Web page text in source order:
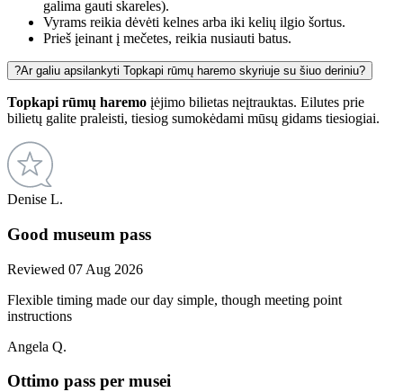
galima gauti skareles).
Vyrams reikia dėvėti kelnes arba iki kelių ilgio šortus.
Prieš įeinant į mečetes, reikia nusiauti batus.
?Ar galiu apsilankyti Topkapi rūmų haremo skyriuje su šiuo deriniu?
Topkapi rūmų haremo įėjimo bilietas neįtrauktas. Eilutes prie
bilietų galite praleisti, tiesiog sumokėdami mūsų gidams tiesiogiai.
Denise L.
Good museum pass
Reviewed 07 Aug 2026
Flexible timing made our day simple, though meeting point
instructions
Angela Q.
Ottimo pass per musei